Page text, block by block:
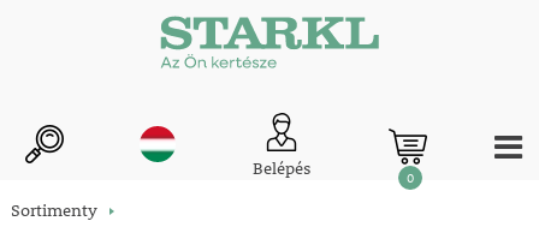
Belépés 0
Sortimenty